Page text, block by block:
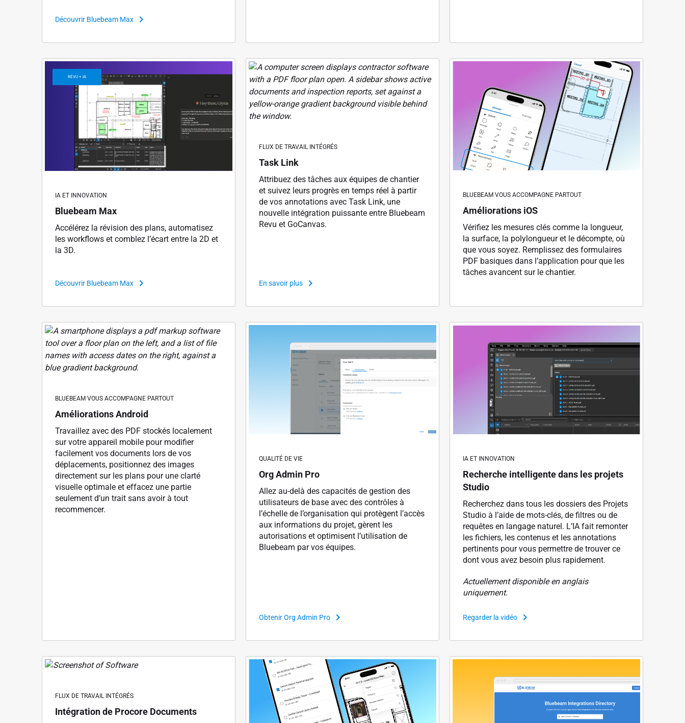
Découvrir Bluebeam Max
REVU + IA
IA ET INNOVATION
Bluebeam Max
Accélérez la révision des plans, automatisez
les workflows et comblez l’écart entre la 2D et
la 3D.
Découvrir Bluebeam Max
FLUX DE TRAVAIL INTÉGRÉS
Task Link
Attribuez des tâches aux équipes de chantier
et suivez leurs progrès en temps réel à partir
de vos annotations avec Task Link, une
nouvelle intégration puissante entre Bluebeam
Revu et GoCanvas.
En savoir plus
BLUEBEAM VOUS ACCOMPAGNE PARTOUT
Améliorations iOS
Vérifiez les mesures clés comme la longueur,
la surface, la polylongueur et le décompte, où
que vous soyez. Remplissez des formulaires
PDF basiques dans l’application pour que les
tâches avancent sur le chantier.
BLUEBEAM VOUS ACCOMPAGNE PARTOUT
Améliorations Android
Travaillez avec des PDF stockés localement
sur votre appareil mobile pour modifier
facilement vos documents lors de vos
déplacements, positionnez des images
directement sur les plans pour une clarté
visuelle optimale et effacez une partie
seulement d’un trait sans avoir à tout
recommencer.
QUALITÉ DE VIE
Org Admin Pro
Allez au-delà des capacités de gestion des
utilisateurs de base avec des contrôles à
l’échelle de l’organisation qui protègent l’accès
aux informations du projet, gèrent les
autorisations et optimisent l’utilisation de
Bluebeam par vos équipes.
Obtenir Org Admin Pro
IA ET INNOVATION
Recherche intelligente dans les projets
Studio
Recherchez dans tous les dossiers des Projets
Studio à l’aide de mots-clés, de filtres ou de
requêtes en langage naturel. L’IA fait remonter
les fichiers, les contenus et les annotations
pertinents pour vous permettre de trouver ce
dont vous avez besoin plus rapidement.
Actuellement disponible en anglais
uniquement.
Regarder la vidéo
FLUX DE TRAVAIL INTÉGRÉS
Intégration de Procore Documents